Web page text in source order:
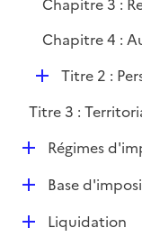
Chapitre 3 :
Chapitre 4 :
D
p
l
e
Titre 2 :
Titre 3 :
DRégimes
DBase
DLiquidation